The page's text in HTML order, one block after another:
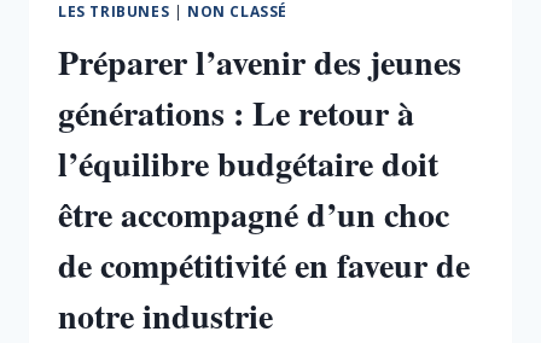
LES TRIBUNES | NON CLASSÉ
Préparer l’avenir des jeunes
générations : Le retour à
l’équilibre budgétaire doit
être accompagné d’un choc
de compétitivité en faveur de
notre industrie